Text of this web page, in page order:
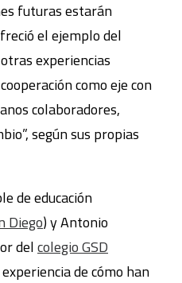
futuras estarán
el ejemplo del
experiencias
como eje con
colaboradores,
según sus propias
de educación
Diego) y Antonio
delcolegio GSD
de cómo han